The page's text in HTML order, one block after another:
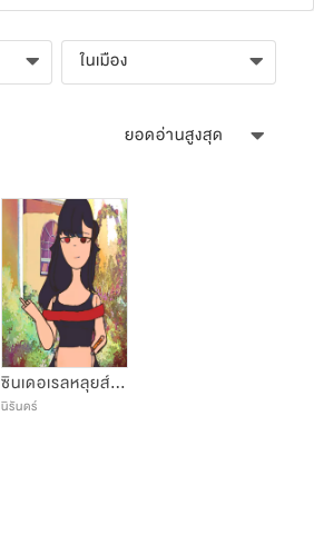
ในเมือง
ยอดอ่านสูงสุด
ซินเดอเรลหลุยส์กับดินสอปากแซ่บ!!
นิรันดร์